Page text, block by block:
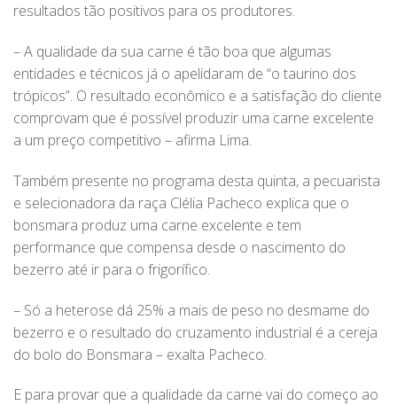
resultados tão positivos para os produtores.
– A qualidade da sua carne é tão boa que algumas
entidades e técnicos já o apelidaram de “o taurino dos
trópicos”. O resultado econômico e a satisfação do cliente
comprovam que é possível produzir uma carne excelente
a um preço competitivo – afirma Lima.
Também presente no programa desta quinta, a pecuarista
e selecionadora da raça Clélia Pacheco explica que o
bonsmara produz uma carne excelente e tem
performance que compensa desde o nascimento do
bezerro até ir para o frigorífico.
– Só a heterose dá 25% a mais de peso no desmame do
bezerro e o resultado do cruzamento industrial é a cereja
do bolo do Bonsmara – exalta Pacheco.
E para provar que a qualidade da carne vai do começo ao